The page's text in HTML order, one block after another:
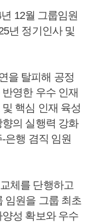
12월 그룹임원
년 정기인사 및
을 탈피해 공정
영한 우수 인재
핵심 인재 육성
의 실행력 강화
은행 겸직 임원
체를 단행하고
임원을 그룹 최초
성 확보와 우수